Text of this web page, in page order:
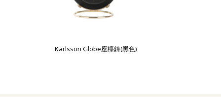
Karlsson Globe座檯鐘(黑色)